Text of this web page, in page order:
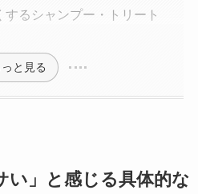
するシャンプー・トリート
っと見る
い」と感じる具体的な